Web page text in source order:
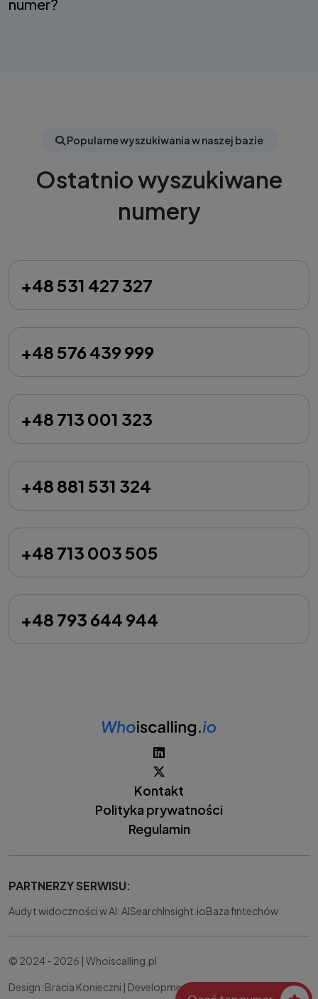
numer?
Popularne wyszukiwania w naszej bazie
Ostatnio wyszukiwane
numery
+48 531 427 327
+48 576 439 999
+48 713 001 323
+48 881 531 324
+48 713 003 505
+48 793 644 944
Kontakt
Polityka prywatności
Regulamin
PARTNERZY SERWISU:
Audyt widoczności w AI: AISearchInsight.ioBaza fintechów
© 2024 - 2026 | Whoiscalling.pl
Design: Bracia Konieczni | Development: